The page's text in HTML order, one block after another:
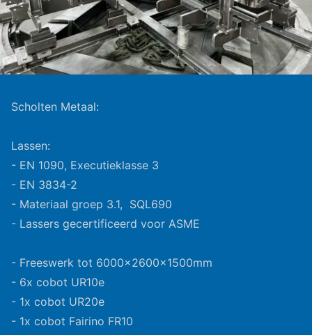
Scholten Metaal:
Lassen:
- EN 1090, Executieklasse 3
- EN 3834-2
- Materiaal groep 3.1, SQL690
- Lassers gecertificeerd voor ASME
- Freeswerk tot 6000x2600x1500mm
- 6x cobot UR10e
- 1x cobot UR20e
- 1x cobot Fairino FR10